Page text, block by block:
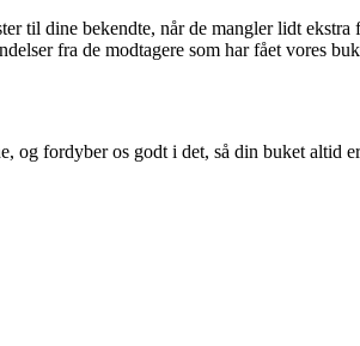
til dine bekendte, når de mangler lidt
fra de modtagere som har fået vores
og fordyber os godt i det, så din buket altid